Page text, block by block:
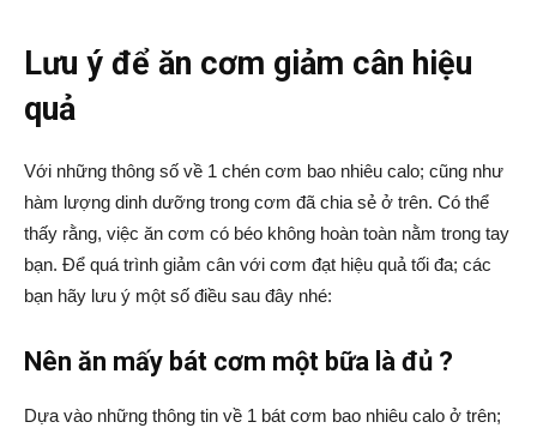
Lưu ý để ăn cơm giảm cân hiệu
quả
Với những thông số về 1 chén cơm bao nhiêu calo; cũng như
hàm lượng dinh dưỡng trong cơm đã chia sẻ ở trên. Có thể
thấy rằng, việc ăn cơm có béo không hoàn toàn nằm trong tay
bạn. Để quá trình giảm cân với cơm đạt hiệu quả tối đa; các
bạn hãy lưu ý một số điều sau đây nhé:
Nên ăn mấy bát cơm một bữa là đủ ?
Dựa vào những thông tin về 1 bát cơm bao nhiêu calo ở trên;